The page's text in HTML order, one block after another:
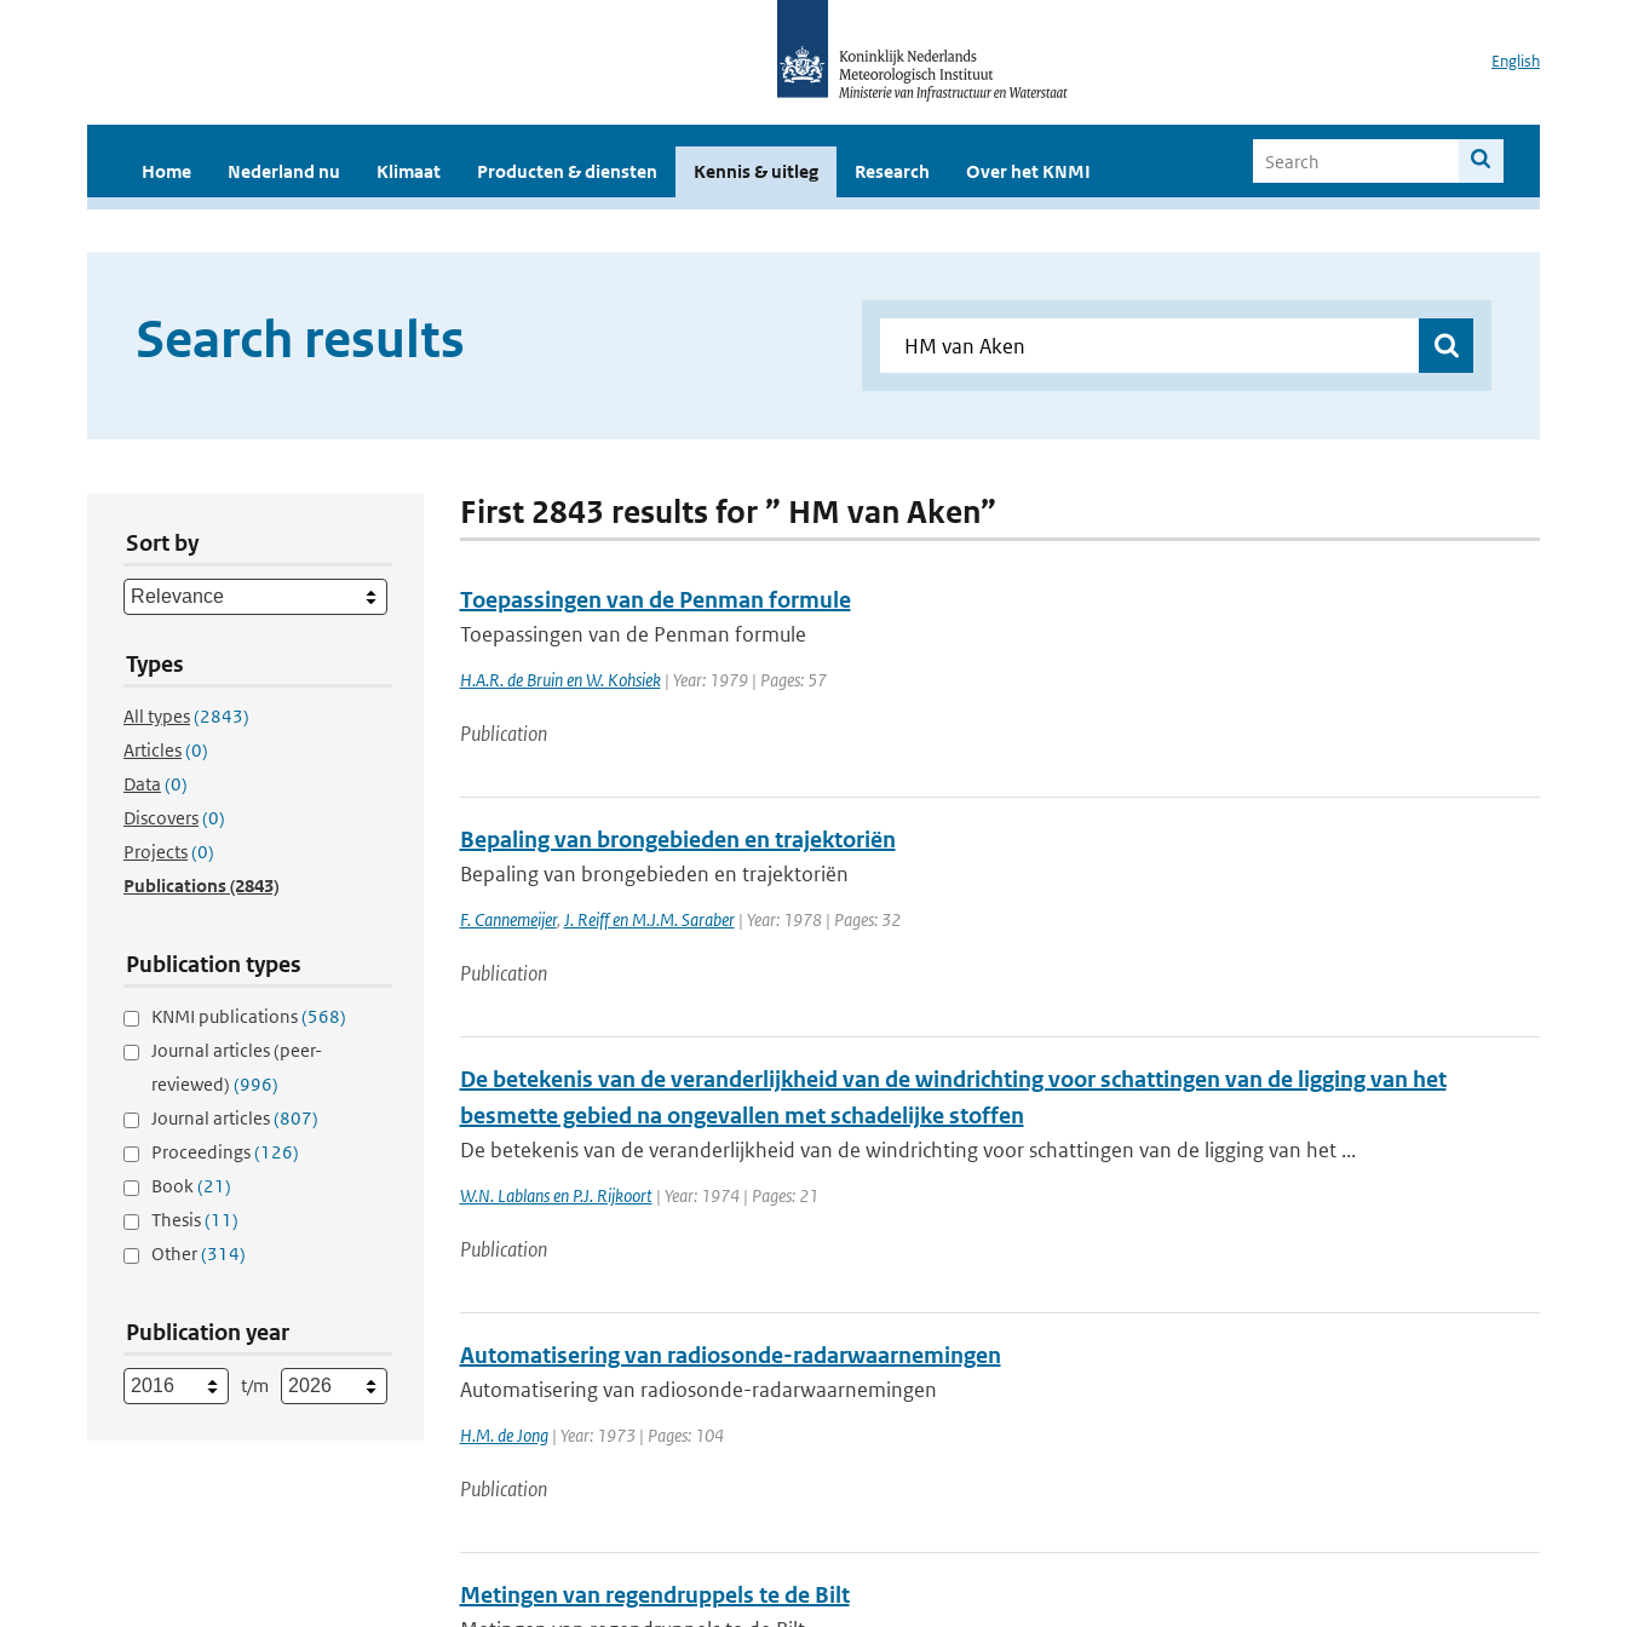
English
Home Nederland nu Klimaat Producten & diensten Kennis & uitleg Research Over het KNMI
Search results
Sort by
Types
All types(2843)
Articles(0)
Data (0)
Discovers(0)
Projects(0)
Publications(2843)
Publication types
KNMI publications(568)
Journal articles (peer-
reviewed) (996)
Journal articles(807)
Proceedings(126)
Book(21)
Thesis(11)
Other(314)
Publication year
t/m
First 2843 results for ” HM van Aken”
Toepassingen van de Penman formule
Toepassingen van de Penman formule
H.A.R. de Bruin en W. Kohsiek| Year: 1979 | Pages: 57
Publication
Bepaling van brongebieden en trajektoriën
Bepaling van brongebieden en trajektoriën
F. Cannemeijer, J. Reiff en M.J.M. Saraber| Year: 1978 | Pages: 32
Publication
De betekenis van de veranderlijkheid van de windrichting voor schattingen van de ligging van het
besmette gebied na ongevallen met schadelijke stoffen
De betekenis van de veranderlijkheid van de windrichting voor schattingen van de ligging van het ...
W.N. Lablans en P.J. Rijkoort| Year: 1974 | Pages: 21
Publication
Automatisering van radiosonde-radarwaarnemingen
Automatisering van radiosonde-radarwaarnemingen
H.M. de Jong| Year: 1973 | Pages: 104
Publication
Metingen van regendruppels te de Bilt